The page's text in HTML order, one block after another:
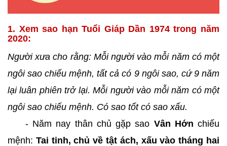
1. Xem sao hạn Tuổi Giáp Dần 1974 trong năm
2020:
Người xưa cho rằng: Mỗi người vào mỗi năm có một
ngôi sao chiếu mệnh, tất cả có 9 ngôi sao, cứ 9 năm
lại luân phiên trở lại. Mỗi người vào mỗi năm có một
ngôi sao chiếu mệnh. Có sao tốt có sao xấu.
- Năm nay thân chủ gặp sao Vân Hớn chiếu
mệnh: Tai tinh, chủ về tật ách, xấu vào tháng hai